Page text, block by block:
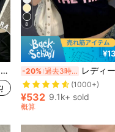
8
-20% 過去3時間 レディース ラウンドネック 半袖Tシャツ 夏新作 レタープリント アメ
売り切れ間近！
(1000+)
売り切れ間近！
(1000+)
売り切れ間近！
(1000+)
売り切れ間近！
¥532 9.1k+ sold
概算